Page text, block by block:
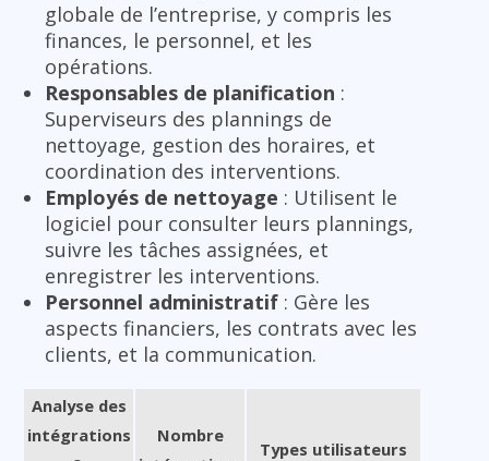
globale de l’entreprise, y compris les
finances, le personnel, et les
opérations.
Responsables de planification :
Superviseurs des plannings de
nettoyage, gestion des horaires, et
coordination des interventions.
Employés de nettoyage : Utilisent le
logiciel pour consulter leurs plannings,
suivre les tâches assignées, et
enregistrer les interventions.
Personnel administratif : Gère les
aspects financiers, les contrats avec les
clients, et la communication.
Analyse des
intégrations
Nombre
Types utilisateurs